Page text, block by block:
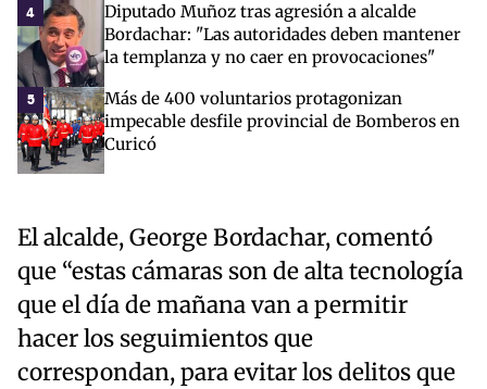
4
Diputado Muñoz tras agresión a alcalde
Bordachar: "Las autoridades deben mantener
la templanza y no caer en provocaciones"
5
Más de 400 voluntarios protagonizan
impecable desfile provincial de Bomberos en
Curicó
El alcalde, George Bordachar, comentó
que “estas cámaras son de alta tecnología
que el día de mañana van a permitir
hacer los seguimientos que
correspondan, para evitar los delitos que